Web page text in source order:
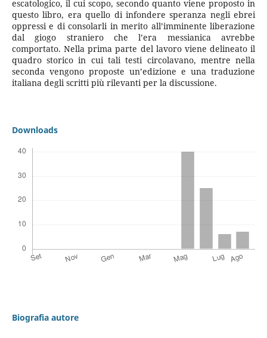
escatologico, il cui scopo, secondo quanto viene proposto in
questo libro, era quello di infondere speranza negli ebrei
oppressi e di consolarli in merito all’imminente liberazione
dal giogo straniero che l’era messianica avrebbe
comportato. Nella prima parte del lavoro viene delineato il
quadro storico in cui tali testi circolavano, mentre nella
seconda vengono proposte un’edizione e una traduzione
italiana degli scritti più rilevanti per la discussione.
Downloads
Biografia autore